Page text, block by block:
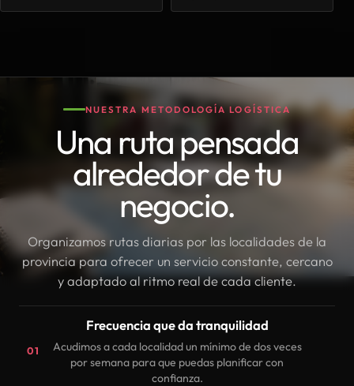
NUESTRA METODOLOGÍA LOGÍSTICA
Una ruta pensada
alrededor de tu
negocio.
Organizamos rutas diarias por las localidades de la
provincia para ofrecer un servicio constante, cercano
y adaptado al ritmo real de cada cliente.
01
Frecuencia que da tranquilidad
Acudimos a cada localidad un mínimo de dos veces
por semana para que puedas planificar con
confianza.